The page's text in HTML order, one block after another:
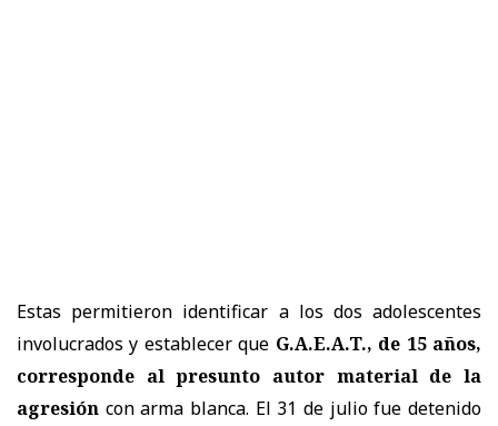
Estas permitieron identificar a los dos adolescentes
involucrados y establecer que G.A.E.A.T., de 15 años,
corresponde al presunto autor material de la
agresión con arma blanca. El 31 de julio fue detenido